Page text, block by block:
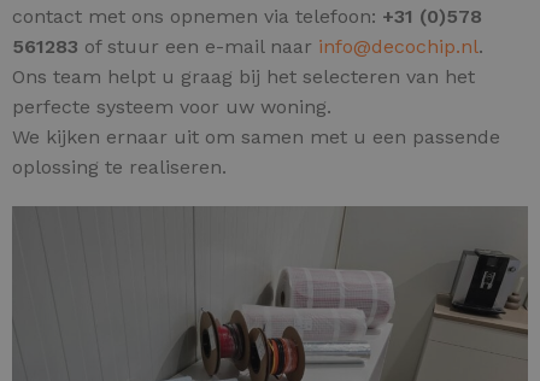
contact met ons opnemen via telefoon: +31 (0)578
561283 of stuur een e-mail naar info@decochip.nl.
Ons team helpt u graag bij het selecteren van het
perfecte systeem voor uw woning.
We kijken ernaar uit om samen met u een passende
oplossing te realiseren.